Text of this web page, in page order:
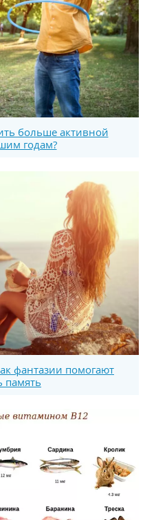
больше активной
годам?
фантазии помогают
память